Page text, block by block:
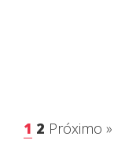
1 2 Próximo »